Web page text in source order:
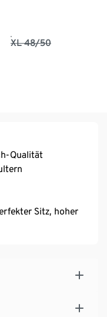
XL 48/50
Qualität
Sitz, hoher